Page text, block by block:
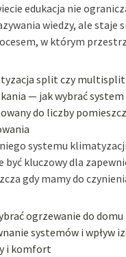
edukacja nie
wiedzy, ale staje
w którym
split czy multisplit
— jak wybrać system
do liczby
systemu
być kluczowy dla
gdy mamy do
ogrzewanie do domu
systemów i wpływ
i komfort